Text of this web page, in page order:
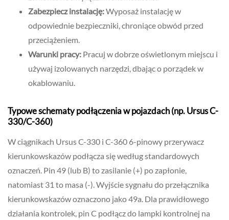
Zabezpiecz instalację:Wyposaż instalację w
odpowiednie bezpieczniki, chroniące obwód przed
przeciążeniem.
Warunki pracy: Pracuj w dobrze oświetlonym miejscu i
używaj izolowanych narzędzi, dbając o porządek w
okablowaniu.
Typowe schematy podłączenia w pojazdach (np. Ursus C-
330/C-360)
W ciągnikach Ursus C-330 i C-360 6-pinowy przerywacz
kierunkowskazów podłącza się według standardowych
oznaczeń. Pin 49 (lub B) to zasilanie (+) po zapłonie,
natomiast 31 to masa (-). Wyjście sygnału do przełącznika
kierunkowskazów oznaczono jako 49a. Dla prawidłowego
działania kontrolek, pin C podłącz do lampki kontrolnej na